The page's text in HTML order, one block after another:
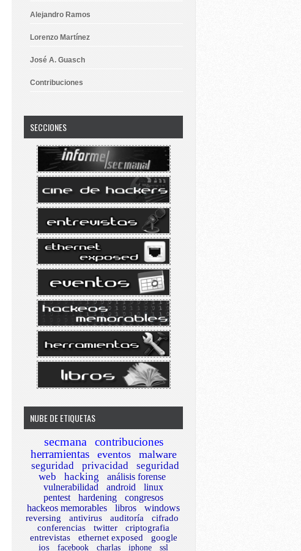
Alejandro Ramos
Lorenzo Martínez
José A. Guasch
Contribuciones
SECCIONES
NUBE DE ETIQUETAS
secmana
contribuciones
herramientas
eventos malware
seguridad privacidad
seguridad
web
hacking
análisis forense
vulnerabilidad
android
linux
pentest
hardening
congresos
hackeos memorables
libros windows
reversing antivirus auditoría
cifrado
conferencias
twitter
criptografia
entrevistas
ethernet exposed
google
ios
facebook charlas iphone
ssl